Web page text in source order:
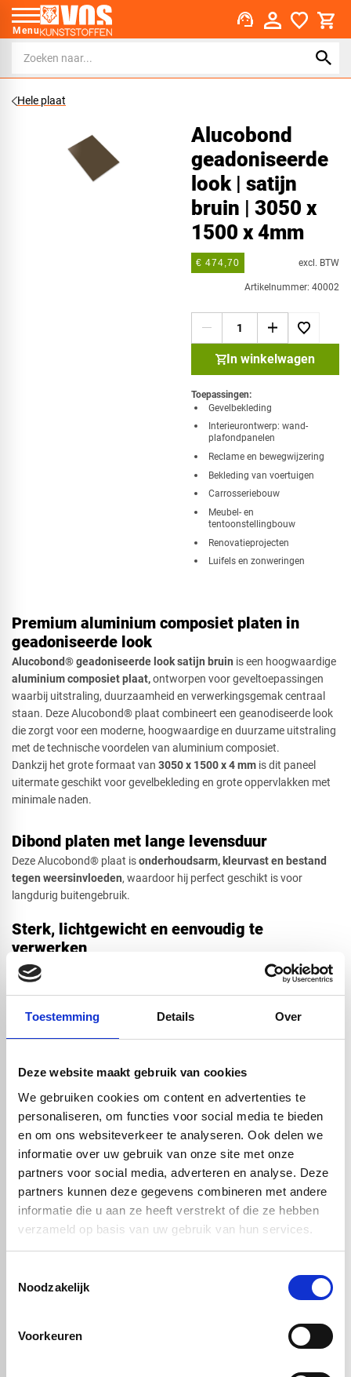
Toestemming Details Over
Deze website maakt gebruik van cookies
We gebruiken cookies om content en advertenties te
personaliseren, om functies voor social media te bieden
en om ons websiteverkeer te analyseren. Ook delen we
informatie over uw gebruik van onze site met onze
partners voor social media, adverteren en analyse. Deze
partners kunnen deze gegevens combineren met andere
informatie die u aan ze heeft verstrekt of die ze hebben
verzameld op basis van uw gebruik van hun services.
Noodzakelijk
Voorkeuren
Menu support_agent
Hele plaat
Alucobond
geadoniseerde
look | satijn
bruin | 3050 x
1500 x 4mm
€ 474,70 excl. BTW
Artikelnummer: 40002
In winkelwagen
Toepassingen:
​Gevelbekleding
Interieurontwerp: wand-
plafondpanelen
Reclame en bewegwijzering
Bekleding van voertuigen
Carrosseriebouw
Meubel- en
tentoonstellingbouw
Renovatieprojecten
Luifels en zonweringen
Premium aluminium composiet platen in
geadoniseerde look
Alucobond® geadoniseerde look satijn bruin is een hoogwaardige
aluminium composiet plaat,ontworpen voor geveltoepassingen
waarbij uitstraling, duurzaamheid en verwerkingsgemak centraal
staan. Deze Alucobond® plaat combineert een geanodiseerde look
die zorgt voor een moderne, hoogwaardige en duurzame uitstraling
met de technische voordelen van aluminium composiet.
Dankzij het grote formaat van 3050 x 1500 x 4 mm is dit paneel
uitermate geschikt voor gevelbekleding en grote oppervlakken met
minimale naden.
Dibond platen met lange levensduur
Deze Alucobond® plaat isonderhoudsarm, kleurvast en bestand
tegen weersinvloeden, waardoor hij perfect geschikt is voor
langdurig buitengebruik.
Sterk, lichtgewicht en eenvoudig te
verwerken
Alucobond® staat bekend om zijn lage gewicht en hoge stijfheid.
De panelen zijn eenvoudig te zagen, frezen, boren en verlijmen, wat
ontwerpen. De uitstekende vlakheid zorgt voor een strak en
professioneel eindresultaat.
Geschikt voor binnen- en buitentoepassingen
Deze aluminium composiet plaat isUV-bestendig, weerbestendig
en vormvast, waardoor hij breed inzetbaar is voor zowel interieur-
als exterieurprojecten.
Alucobond® geadoniseerd satijn bruinis de perfecte keuze voor
wie een duurzame, esthetische en technisch hoogwaardige gevel- of
interieurplaat zoekt met een luxe uitstraling.
Handig om er bij te kopen